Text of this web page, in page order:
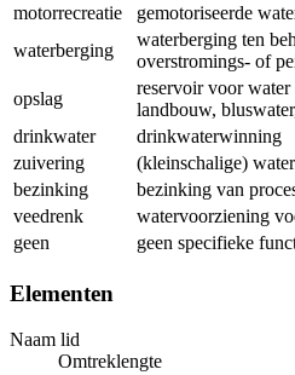
motorrecreatie
gemotoriseerde
waterberging
waterberging ten
overstromings- of
opslag
reservoir voor water
landbouw,
drinkwater
drinkwaterwinning
zuivering
(kleinschalige)
bezinking
bezinking van
veedrenk
watervoorziening
geen
geen specifieke
Elementen
Naam lid
Omtreklengte